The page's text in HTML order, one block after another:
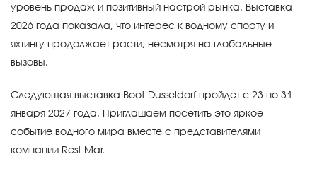
уровень продаж и позитивный настрой рынка. Выставка
2026 года показала, что интерес к водному спорту и
яхтингу продолжает расти, несмотря на глобальные
вызовы.
Следующая выставка Boot Dusseldorf пройдет c 23 по 31
января 2027 года. Приглашаем посетить это яркое
событие водного мира вместе с представителями
компании Rest Mar.